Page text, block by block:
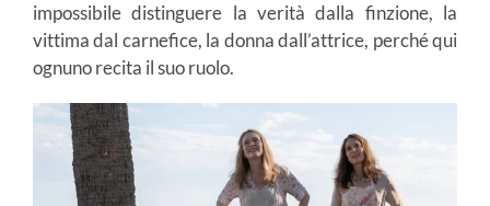
impossibile distinguere la verità dalla finzione, la
vittima dal carnefice, la donna dall’attrice, perché qui
ognuno recita il suo ruolo.